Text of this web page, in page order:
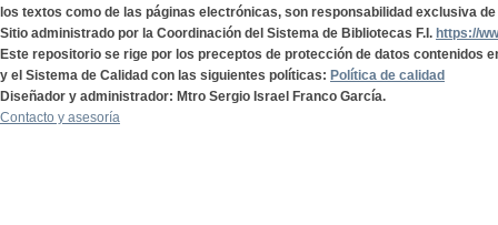
los textos como de las páginas electrónicas, son responsabilidad exclusiva
Sitio administrado por la Coordinación del Sistema de Bibliotecas F.I. https://
Este repositorio se rige por los preceptos de protección de datos contenidos
y el Sistema de Calidad con las siguientes políticas: Política de calidad
Diseñador y administrador: Mtro Sergio Israel Franco García.
Contacto y asesoría